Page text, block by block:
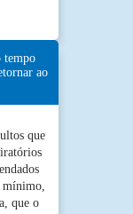
tempo
ao
que
mínimo,
que o